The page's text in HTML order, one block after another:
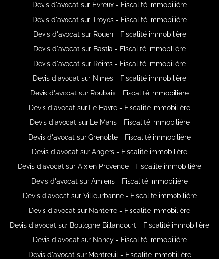
Devis d'avocat sur Évreux - Fiscalité immobilière
Devis d'avocat sur Troyes - Fiscalité immobilière
Devis d'avocat sur Rouen - Fiscalité immobilière
Devis d'avocat sur Bastia - Fiscalité immobilière
Devis d'avocat sur Reims - Fiscalité immobilière
Devis d'avocat sur Nimes - Fiscalité immobilière
Devis d'avocat sur Roubaix - Fiscalité immobilière
Devis d'avocat sur Le Havre - Fiscalité immobilière
Devis d'avocat sur Le Mans - Fiscalité immobilière
Devis d'avocat sur Grenoble - Fiscalité immobilière
Devis d'avocat sur Angers - Fiscalité immobilière
Devis d'avocat sur Aix en Provence - Fiscalité immobilière
Devis d'avocat sur Amiens - Fiscalité immobilière
Devis d'avocat sur Villeurbanne - Fiscalité immobilière
Devis d'avocat sur Nanterre - Fiscalité immobilière
Devis d'avocat sur Boulogne Billancourt - Fiscalité immobilière
Devis d'avocat sur Nancy - Fiscalité immobilière
Devis d'avocat sur Montreuil - Fiscalité immobilière